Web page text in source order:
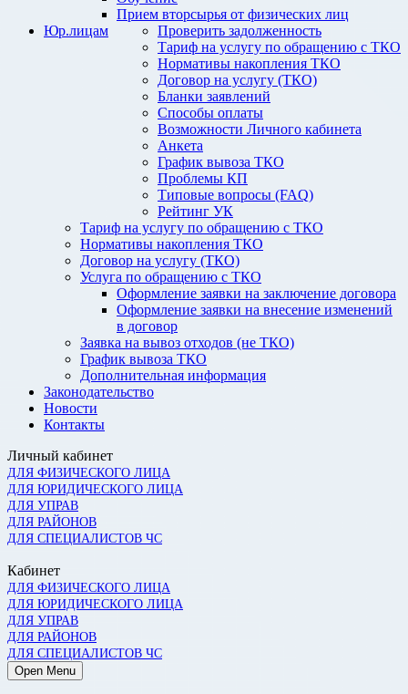
Прием вторсырья от физических лиц
Проверить задолженность
Тариф на услугу по обращению с ТКО
Нормативы накопления ТКО
Договор на услугу (ТКО)
Бланки заявлений
Способы оплаты
Возможности Личного кабинета
Анкета
График вывоза ТКО
Проблемы КП
Типовые вопросы (FAQ)
Рейтинг УК
Юр.лицам
Тариф на услугу по обращению с ТКО
Нормативы накопления ТКО
Договор на услугу (ТКО)
Услуга по обращению с ТКО
Оформление заявки на заключение договора
Оформление заявки на внесение изменений
в договор
Заявка на вывоз отходов (не ТКО)
График вывоза ТКО
Дополнительная информация
Законодательство
Новости
Контакты
Личный кабинет
ДЛЯ ФИЗИЧЕСКОГО ЛИЦА
ДЛЯ ЮРИДИЧЕСКОГО ЛИЦА
ДЛЯ УПРАВ
ДЛЯ РАЙОНОВ
ДЛЯ СПЕЦИАЛИСТОВ ЧС
Кабинет
ДЛЯ ФИЗИЧЕСКОГО ЛИЦА
ДЛЯ ЮРИДИЧЕСКОГО ЛИЦА
ДЛЯ УПРАВ
ДЛЯ РАЙОНОВ
ДЛЯ СПЕЦИАЛИСТОВ ЧС
Open Menu